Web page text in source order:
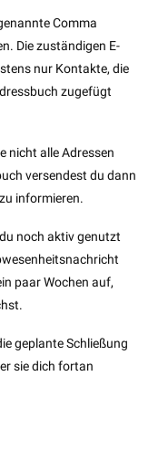
Comma
Die zuständigen E-
nur Kontakte, die
zugefügt
nicht alle Adressen
versendest du dann
informieren.
noch aktiv genutzt
paar Wochen auf,
geplante Schließung
sie dich fortan